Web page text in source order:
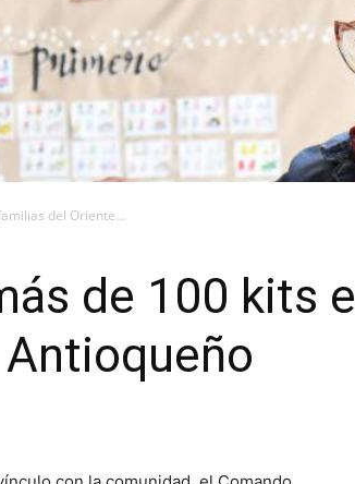
del Oriente...
de 100 kits